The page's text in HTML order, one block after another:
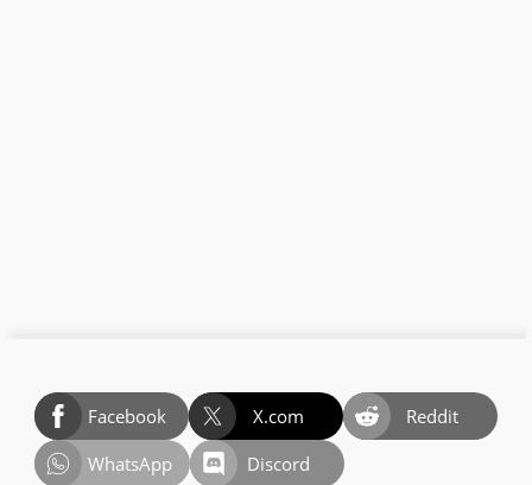
Facebook X.com
Reddit
WhatsApp
Discord